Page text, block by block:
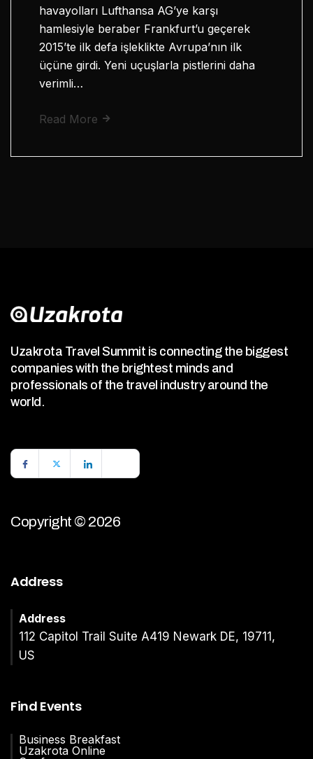
havayolları Lufthansa AG’ye karşı
hamlesiyle beraber Frankfurt’u geçerek
2015’te ilk defa işleklikte Avrupa’nın ilk
üçüne girdi. Yeni uçuşlarla pistlerini daha
verimli…
Read More
Uzakrota Travel Summit is connecting the biggest
companies with the brightest minds and
professionals of the travel industry around the
world.
Copyright © 2026
Address
Address
112 Capitol Trail Suite A419 Newark DE, 19711,
US
Find Events
Business Breakfast
Uzakrota Online